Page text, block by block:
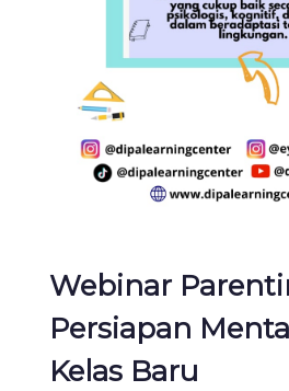
Webinar
Persiapan
Kelas Baru